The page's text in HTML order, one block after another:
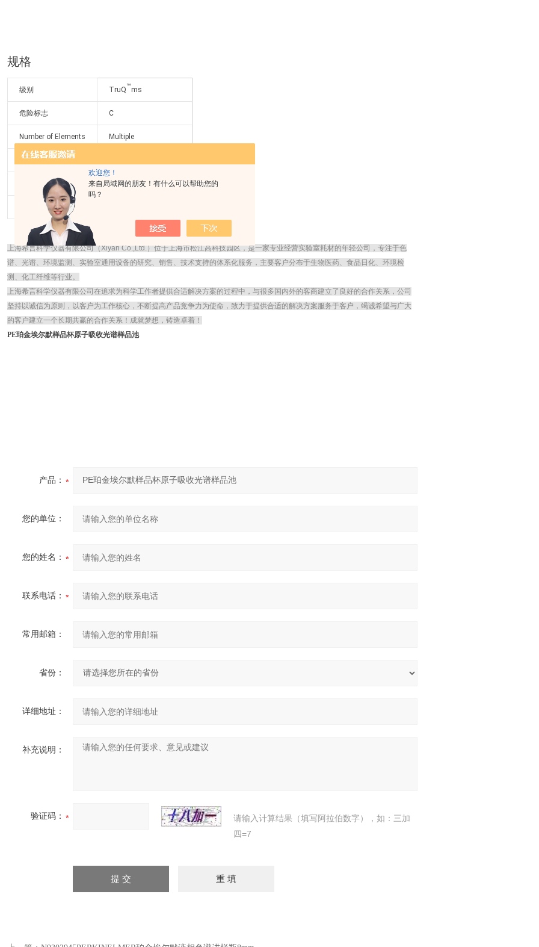
欢迎您！
来自局域网的朋友！有什么可以帮助您的
吗？
规格
级别 TruQ™ms
危险标志 C
Number of Elements Multiple
Standard Type
技术类型 ICP-MS
上海希言科学仪器有限公司（Xiyan Co.,Ltd.）位于上海市松江高科技园区，是一家专业经营实验室耗材的年轻公司，专注于色
谱、光谱、环境监测、实验室通用设备的研究、销售、技术支持的体系化服务，主要客户分布于生物医药、食品日化、环境检
测、化工纤维等行业。
上海希言科学仪器有限公司在追求为科学工作者提供合适解决方案的过程中，与很多国内外的客商建立了良好的合作关系，公司
坚持以诚信为原则，以客户为工作核心，不断提高产品竞争力为使命，致力于提供合适的解决方案服务于客户，竭诚希望与广大
的客户建立一个长期共赢的合作关系！成就梦想，铸造卓着！
PE珀金埃尔默样品杯原子吸收光谱样品池
产品：
您的单位：
您的姓名：
联系电话：
常用邮箱：
省份：
详细地址：
补充说明：
验证码：
请输入计算结果（填写阿拉伯数字），如：三加
四=7